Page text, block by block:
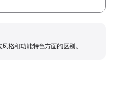
格和功能特色方面的区别。